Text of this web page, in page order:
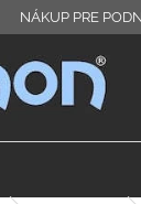
NÁKUP PRE